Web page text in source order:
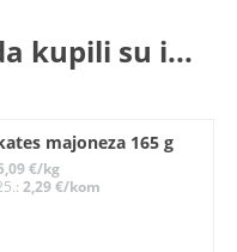
kupili su i...
majoneza 165 g
€/kg
2,29 €/kom